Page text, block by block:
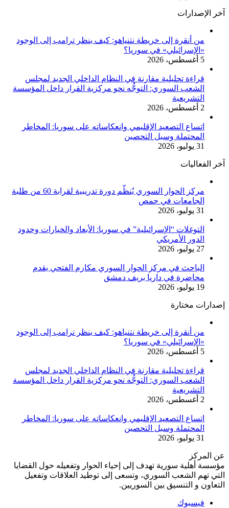
آخر الإصدارات
من أنقرة إلى خريطة نتنياهو: كيف ينظر ترامب إلى الوجود
«الإسرائيلي» في سوريا؟
5 أغسطس، 2026
قراءة تحليلية مقارنة في النظام الداخلي الجديد لمجلس
الشعب السوري: التوجُّه نحو مركزية القرار داخل المؤسسة
التشريعية
2 أغسطس، 2026
اتساع التصعيد الإقليمي وانعكاساته على سوريا: المخاطر
المحتملة وسبل التحصين
31 يوليو، 2026
آخر الفعاليات
مركز الحوار السوري يُنظّم دورة تدريبية لقرابة 60 من طلبة
الجامعات في حمص
31 يوليو، 2026
التوغلات “الإسرائيلية” في سوريا: الأبعاد والخيارات وحدود
الدور الأمريكي
27 يوليو، 2026
الباحث في مركز الحوار السوري مكارم الفتحي يقدم
محاضرة في داريا بريف دمشق
19 يوليو، 2026
إصدارات مختارة
من أنقرة إلى خريطة نتنياهو: كيف ينظر ترامب إلى الوجود
«الإسرائيلي» في سوريا؟
5 أغسطس، 2026
قراءة تحليلية مقارنة في النظام الداخلي الجديد لمجلس
الشعب السوري: التوجُّه نحو مركزية القرار داخل المؤسسة
التشريعية
2 أغسطس، 2026
اتساع التصعيد الإقليمي وانعكاساته على سوريا: المخاطر
المحتملة وسبل التحصين
31 يوليو، 2026
عن المركز
مؤسسة أهلية سورية تهدف إلى إحياء الحوار وتفعيله حول القضايا
التي تهم الشعب السوري، وتسعى إلى توطيد العلاقات وتفعيل
التعاون و التنسيق بين السوريين.
فيسبوك